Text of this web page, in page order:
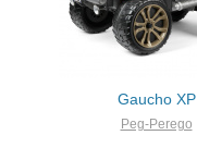
Gaucho XP
Peg-Perego